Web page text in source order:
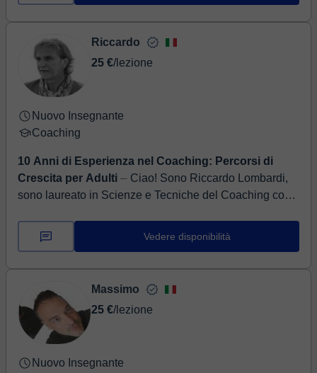
Riccardo
25 €/lezione
Nuovo Insegnante
Coaching
10 Anni di Esperienza nel Coaching: Percorsi di
Crescita per Adulti ⏤ Ciao! Sono Riccardo Lombardi,
sono laureato in Scienze e Tecniche del Coaching con
Sono Soc...
Vedere disponibilità
Massimo
25 €/lezione
Nuovo Insegnante